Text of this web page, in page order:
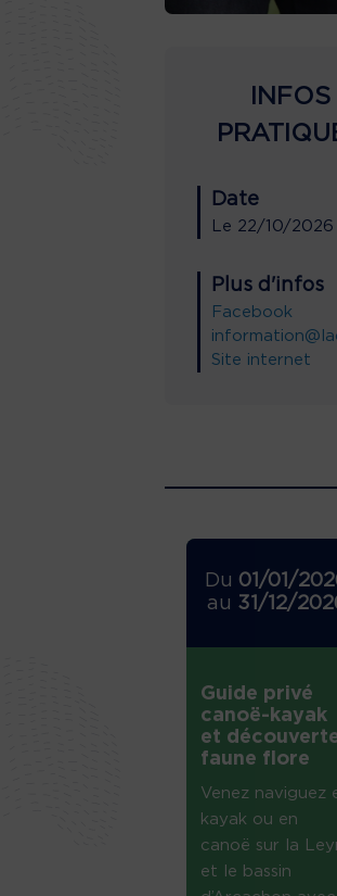
INFOS
Date
Le 22/10/2026
Plus d'infos
Facebook
Site internet
Du 01/01/
au 31/12/
Guide privé
canoë-kayak
et
faune flore
Venez naviguez
kayak ou en
canoë sur la
et le bassin